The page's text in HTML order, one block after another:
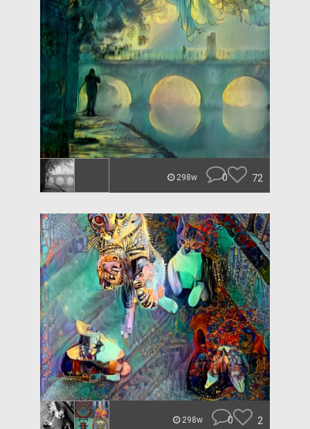
298w 0 72
298w 0 2